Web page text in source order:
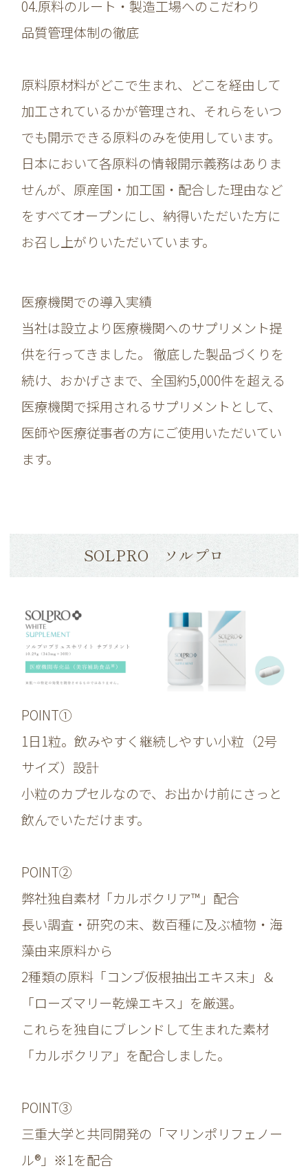
04.原料のルート・製造工場へのこだわり
品質管理体制の徹底
原料原材料がどこで生まれ、どこを経由して
加工されているかが管理され、それらをいつ
でも開示できる原料のみを使用しています。
日本において各原料の情報開示義務はありま
せんが、原産国・加工国・配合した理由など
をすべてオープンにし、納得いただいた方に
お召し上がりいただいています。
医療機関での導入実績
当社は設立より医療機関へのサプリメント提
供を行ってきました。 徹底した製品づくりを
続け、おかげさまで、全国約5,000件を超える
医療機関で採用されるサプリメントとして、
医師や医療従事者の方にご使用いただいてい
ます。
SOLPRO ソルプロ
POINT①
1日1粒。飲みやすく継続しやすい小粒（2号
サイズ）設計
小粒のカプセルなので、お出かけ前にさっと
飲んでいただけます。
POINT②
弊社独自素材「カルボクリア™」配合
長い調査・研究の末、数百種に及ぶ植物・海
藻由来原料から
2種類の原料「コンブ仮根抽出エキス末」＆
「ローズマリー乾燥エキス」を厳選。
これらを独自にブレンドして生まれた素材
「カルボクリア」を配合しました。
POINT③
三重大学と共同開発の「マリンポリフェノー
ル®」※1を配合